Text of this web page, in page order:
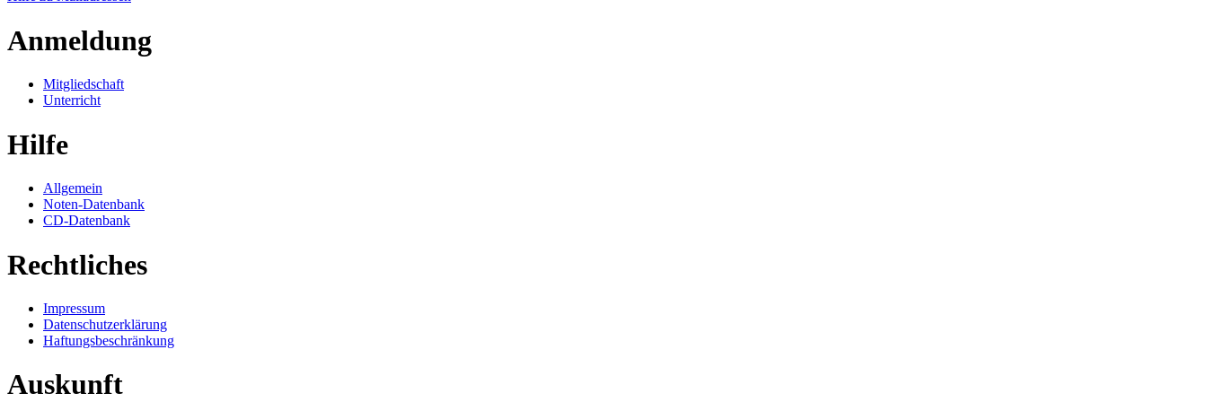
Anmeldung
Mitgliedschaft
Unterricht
Hilfe
Allgemein
Noten-Datenbank
CD-Datenbank
Rechtliches
Impressum
Datenschutzerklärung
Haftungsbeschränkung
Auskunft